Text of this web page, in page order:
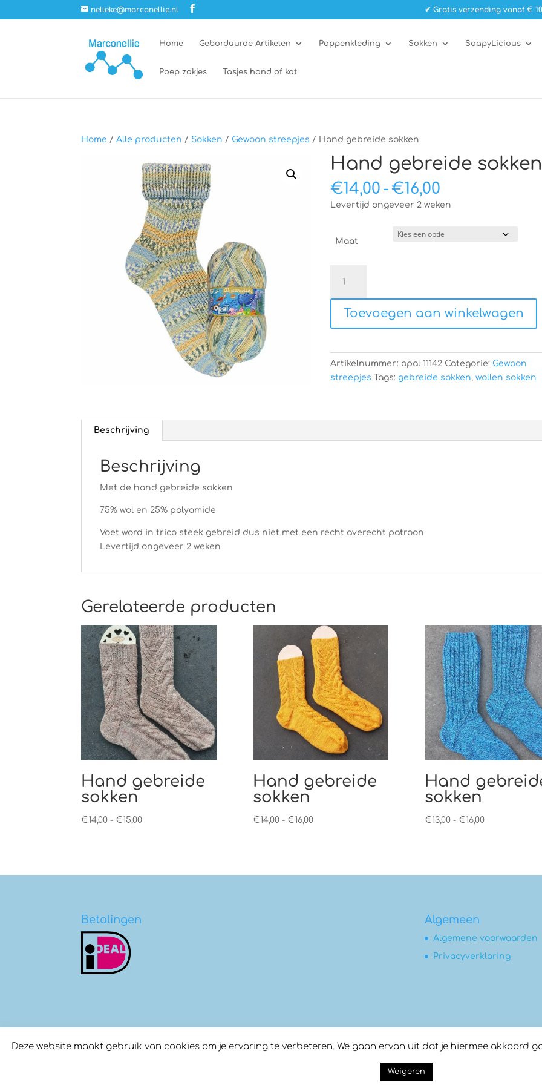
nelleke@marconellie.nl ✔ Gratis verzending vanaf €
Home Geborduurde Artikelen Poppenkleding Sokken SoapyLicious
Poep zakjes Tasjes hond of kat
Home /Alle producten / Sokken / Gewoon streepjes / Hand gebreide sokken
Hand gebreide sokken
€14,00 -€16,00
€14,00
€16,00
Levertijd ongeveer 2 weken
Maat
gebreide
sokken
aantal
Toevoegen aan winkelwagen
Artikelnummer: opal 11142 Categorie: Gewoon
streepjes Tags: gebreide sokken,wollen sokken
Beschrijving
Beschrijving
Met de hand gebreide sokken
75% wol en 25% polyamide
Voet word in trico steek gebreid dus niet met een recht averecht patroon
Levertijd ongeveer 2 weken
Gerelateerde producten
Hand gebreide
sokken
€14,00 - €15,00Prijsklasse:
Hand gebreide
sokken
€14,00 - €16,00Prijsklasse:
Hand
sokken
€13,00 - €16,00Prijsklasse:
Betalingen Algemeen
Algemene voorwaarden
Privacyverklaring
Deze website maakt gebruik van cookies om je ervaring te verbeteren. We gaan ervan uit dat je hiermee akkoord
Weigeren